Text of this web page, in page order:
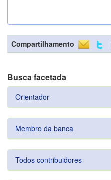
Compartilhamento
Busca facetada
Orientador
Membro da banca
Todos contribuidores